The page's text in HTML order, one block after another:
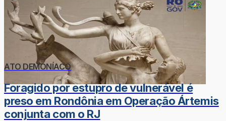
ATO DEMONÍACO
Foragido por estupro de vulnerável é
preso em Rondônia em Operação Ártemis
conjunta com o RJ